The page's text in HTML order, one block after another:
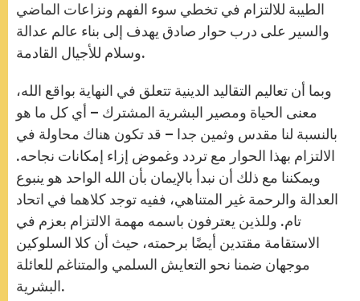
الطيبة للالتزام في تخطي سوء الفهم ونزاعات الماضي
والسير على درب حوار صادق يهدف إلى بناء عالم عدالة
وسلام للأجيال القادمة.
وبما أن تعاليم التقاليد الدينية تتعلق في النهاية بواقع الله،
معنى الحياة ومصير البشرية المشترك – أي كل ما هو
بالنسبة لنا مقدس وثمين جدا – قد تكون هناك محاولة في
الالتزام بهذا الحوار مع تردد وغموض إزاء إمكانات نجاحه.
ويمكننا مع ذلك أن نبدأ بالإيمان بأن الله الواحد هو ينبوع
العدالة والرحمة غير المتناهي، ففيه توجد كلاهما في اتحاد
تام. وللذين يعترفون باسمه مهمة الالتزام بعزم في
الاستقامة مقتدين أيضًا برحمته، حيث أن كلا السلوكين
موجهان ضمنا نحو التعايش السلمي والمتناغم للعائلة
البشرية.